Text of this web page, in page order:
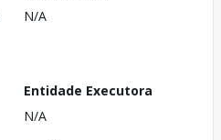
N/A
Entidade Executora
N/A